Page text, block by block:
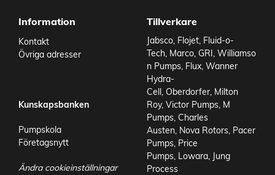
Information
Kontakt
Övriga adresser
Kunskapsbanken
Pumpskola
Företagsnytt
Ändra cookieinställningar
Tillverkare
Jabsco, Flojet, Fluid-o-
Tech, Marco, GRI, Williamso
n Pumps, Flux, Wanner
Hydra-
Cell, Oberdorfer, Milton
Roy, Victor Pumps, M
Pumps, Charles
Austen, Nova Rotors, Pacer
Pumps, Price
Pumps, Lowara, Jung
Process